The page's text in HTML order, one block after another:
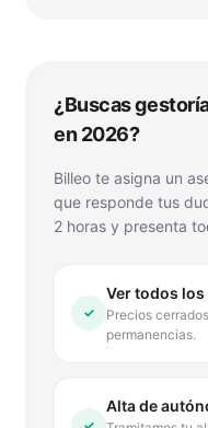
¿Buscas
en 2026?
Billeo te asigna un
que responde tus
2 horas y presenta
✓
Ver todos
Precios
permanencias.
Alta de